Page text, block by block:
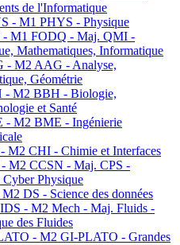
de l'Informatique
- M1 PHYS - Physique
M1 FODQ - Maj. QMI -
Mathematiques, Informatique
- M2 AAG - Analyse,
Géométrie
- M2 BBH - Biologie,
et Santé
- M2 BME - Ingénierie
M2 CHI - Chimie et Interfaces
M2 CCSN - Maj. CPS -
Cyber Physique
DS - Science des données
- M2 Mech - Maj. Fluids -
des Fluides
- M2 GI-PLATO - Grandes